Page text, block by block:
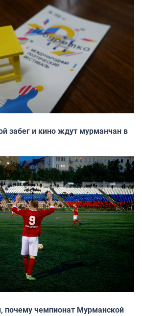
забег и кино ждут мурманчан в
почему чемпионат Мурманской